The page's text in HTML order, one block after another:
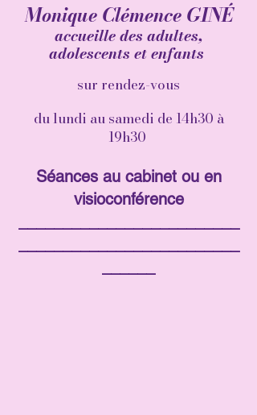
Monique Clémence GINÉ
accueille des adultes,
adolescents et enfants
sur rendez-vous
du lundi au samedi de 14h30 à
19h30
Séances au cabinet ou en
visioconférence